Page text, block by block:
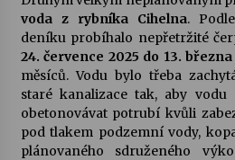
voda z rybníka Cihelna.
deníku probíhalo nepřetržité
24. července 2025 do 13. března
měsíců. Vodu bylo třeba
staré kanalizace tak, aby vodu
obetonovávat potrubí kvůli
pod tlakem podzemní vody,
plánovaného sdruženého